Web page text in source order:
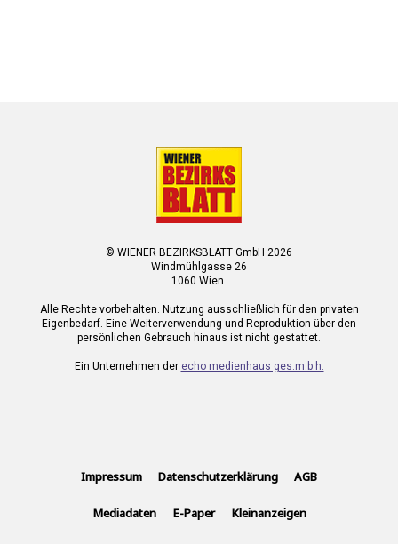
© WIENER BEZIRKSBLATT GmbH 2026
Windmühlgasse 26
1060 Wien.
Alle Rechte vorbehalten. Nutzung ausschließlich für den privaten
Eigenbedarf. Eine Weiterverwendung und Reproduktion über den
persönlichen Gebrauch hinaus ist nicht gestattet.
Ein Unternehmen der echo medienhaus ges.m.b.h.
Impressum Datenschutzerklärung AGB
Mediadaten E-Paper Kleinanzeigen